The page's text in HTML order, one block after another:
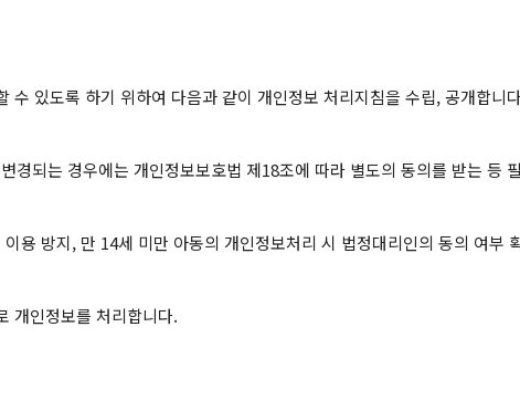
수 있도록 하기 위하여 다음과 같이 개인정보 처리지침을 수립, 공개합니
되는 경우에는 개인정보보호법 제18조에 따라 별도의 동의를 받는 등
방지, 만 14세 미만 아동의 개인정보처리 시 법정대리인의 동의 여
개인정보를 처리합니다.